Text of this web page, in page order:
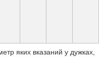
яких вказаний у дужках,